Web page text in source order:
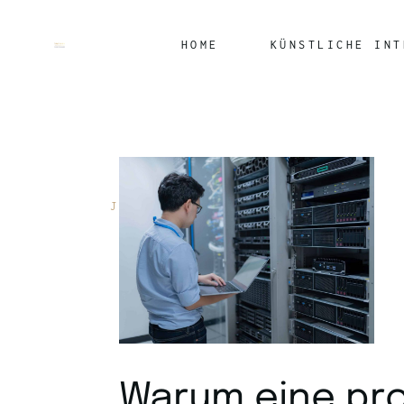
HOME KÜNSTLICHE
JANUAR 3, 2025 IT FIRMA